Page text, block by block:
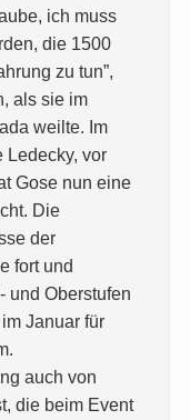
ich muss
die 1500
zu tun”,
als sie im
weilte. Im
Ledecky, vor
Gose nun eine
Die
der
fort und
und Oberstufen
Januar für
auch von
die beim Event